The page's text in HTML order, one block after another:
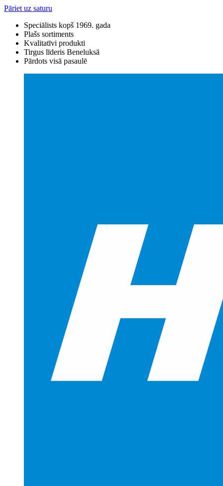
Pāriet uz saturu
Speciālists kopš 1969. gada
Plašs sortiments
Kvalitatīvi produkti
Tirgus līderis Beneluksā
Pārdots visā pasaulē